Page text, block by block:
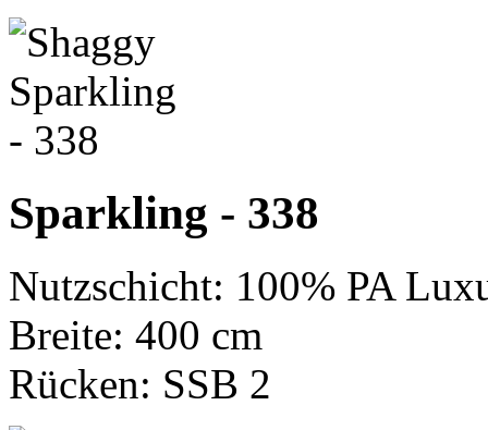
Sparkling - 338
Nutzschicht: 100% PA
Breite: 400 cm
Rücken: SSB 2